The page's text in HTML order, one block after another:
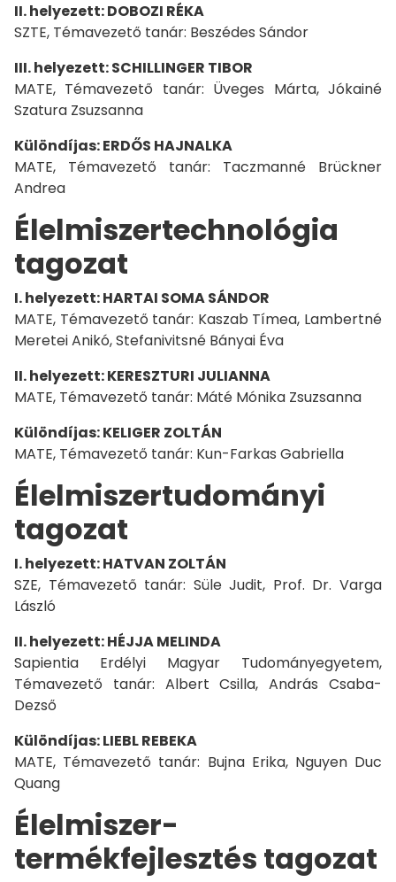
II. helyezett: DOBOZI RÉKA
SZTE, Témavezető tanár: Beszédes Sándor
III. helyezett: SCHILLINGER TIBOR
MATE, Témavezető tanár: Üveges Márta, Jókainé
Szatura Zsuzsanna
Különdíjas: ERDŐS HAJNALKA
MATE, Témavezető tanár: Taczmanné Brückner
Andrea
Élelmiszertechnológia
tagozat
I. helyezett: HARTAI SOMA SÁNDOR
MATE, Témavezető tanár: Kaszab Tímea, Lambertné
Meretei Anikó, Stefanivitsné Bányai Éva
II. helyezett: KERESZTURI JULIANNA
MATE, Témavezető tanár: Máté Mónika Zsuzsanna
Különdíjas: KELIGER ZOLTÁN
MATE, Témavezető tanár: Kun-Farkas Gabriella
Élelmiszertudományi
tagozat
I. helyezett: HATVAN ZOLTÁN
SZE, Témavezető tanár: Süle Judit, Prof. Dr. Varga
László
II. helyezett: HÉJJA MELINDA
Sapientia Erdélyi Magyar Tudományegyetem,
Témavezető tanár: Albert Csilla, András Csaba-
Dezső
Különdíjas: LIEBL REBEKA
MATE, Témavezető tanár: Bujna Erika, Nguyen Duc
Quang
Élelmiszer-
termékfejlesztés tagozat